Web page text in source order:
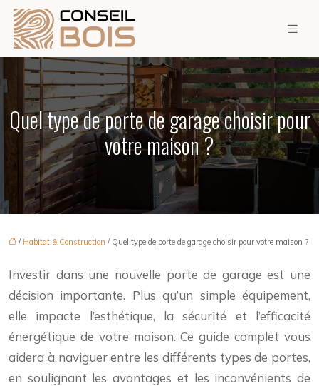
Quel type de porte de garage choisir pour
votre maison ?
/ Habitat & Construction / Quel type de porte de garage choisir pour votre maison ?
Investir dans une nouvelle porte de garage est une
décision importante. Plus qu’un simple équipement,
elle impacte l’esthétique, la sécurité et l’efficacité
énergétique de votre maison. Ce guide complet vous
aidera à naviguer entre les différents types de portes,
en soulignant les avantages et les inconvénients de